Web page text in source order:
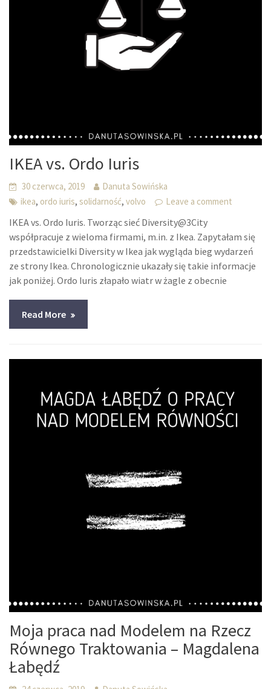
IKEA vs. Ordo Iuris
30 czerwca, 2019
Danuta Sowińska
ikea, ordo iuris,solidarność,volvo Leave a comment
IKEA vs. Ordo Iuris. Tworząc sieć Diversity@3City
współpracuje z wieloma firmami, m.in. z Ikea. Zapytałam się
przedstawicielki Diversity w Ikea jak wygląda bieg wydarzeń
ze strony Ikea. Chronologicznie ukazały się takie informacje
jak poniżej. Ordo Iuris złapało wiatr w żagle z obecnie
Read More
Moja praca nad Modelem na Rzecz
Równego Traktowania – Magdalena
Łabędź